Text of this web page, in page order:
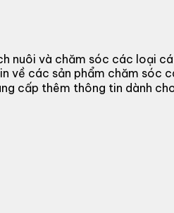
nuôi và chăm sóc các loại
các sản phẩm chăm sóc
cấp thêm thông tin dành